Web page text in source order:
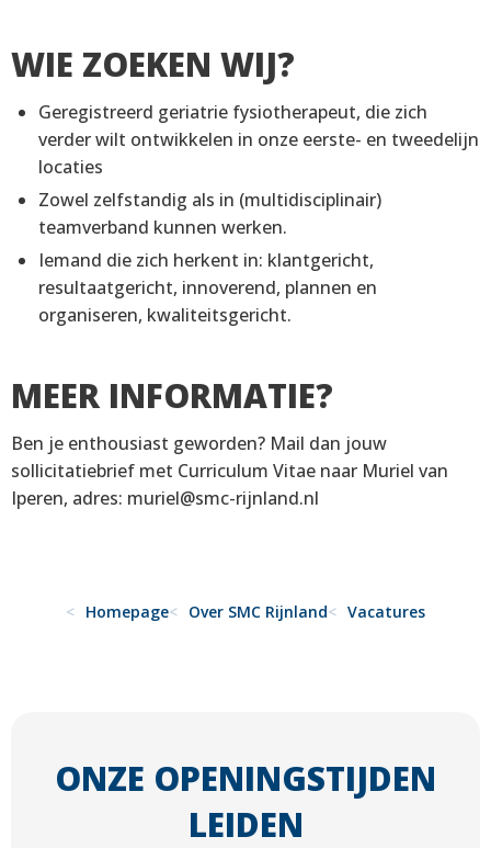
WIE ZOEKEN WIJ?
Geregistreerd geriatrie fysiotherapeut, die zich
verder wilt ontwikkelen in onze eerste- en tweedelijn
locaties
Zowel zelfstandig als in (multidisciplinair)
teamverband kunnen werken.
Iemand die zich herkent in: klantgericht,
resultaatgericht, innoverend, plannen en
organiseren, kwaliteitsgericht.
MEER INFORMATIE?
Ben je enthousiast geworden? Mail dan jouw
sollicitatiebrief met Curriculum Vitae naar Muriel van
Iperen, adres: muriel@smc-rijnland.nl
Homepage Over SMC Rijnland Vacatures
ONZE OPENINGSTIJDEN
LEIDEN